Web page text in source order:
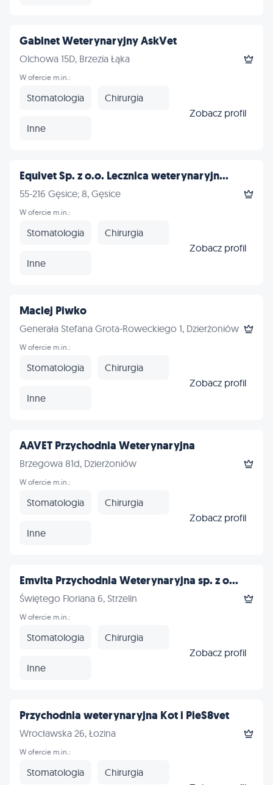
Gabinet Weterynaryjny AskVet
Olchowa 15D, Brzezia Łąka
W ofercie m.in.:
Stomatologia Chirurgia
Inne
Zobacz profil
Equivet Sp. z o.o. Lecznica weterynaryjn...
55-216 Gęsice; 8, Gęsice
W ofercie m.in.:
Stomatologia Chirurgia
Inne
Zobacz profil
Maciej Piwko
Generała Stefana Grota-Roweckiego 1, Dzierżoniów
W ofercie m.in.:
Stomatologia Chirurgia
Inne
Zobacz profil
AAVET Przychodnia Weterynaryjna
Brzegowa 81d, Dzierżoniów
W ofercie m.in.:
Stomatologia Chirurgia
Inne
Zobacz profil
Emvita Przychodnia Weterynaryjna sp. z o...
Świętego Floriana 6, Strzelin
W ofercie m.in.:
Stomatologia Chirurgia
Inne
Zobacz profil
Przychodnia weterynaryjna Kot i PieS8vet
Wrocławska 26, Łozina
W ofercie m.in.:
Stomatologia
Chirurgia